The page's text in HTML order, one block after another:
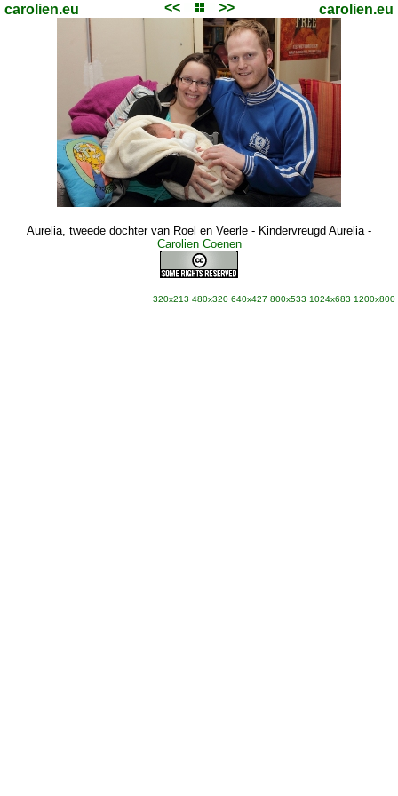
carolien.eu << >> carolien.eu
Aurelia, tweede dochter van Roel en Veerle - Kindervreugd Aurelia-
Carolien Coenen
320x213 480x320 640x427 800x533 1024x683 1200x800